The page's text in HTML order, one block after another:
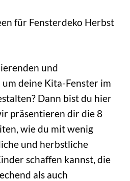
und
deine Kita-Fenster im
Dann bist du hier
präsentieren dir die 8
wie du mit wenig
und herbstliche
schaffen kannst, die
als auch